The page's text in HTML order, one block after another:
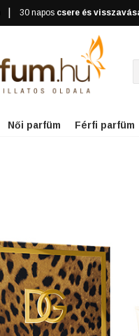
30 napos csere és
Női parfüm Férfi parfüm